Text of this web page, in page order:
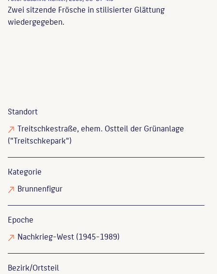
Zwei sitzende Frösche in stilisierter Glättung
wiedergegeben.
Standort
Treitschkestraße, ehem. Ostteil der Grünanlage
("Treitschkepark")
Kategorie
Brunnenfigur
Epoche
Nachkrieg-West (1945-1989)
Bezirk/Ortsteil